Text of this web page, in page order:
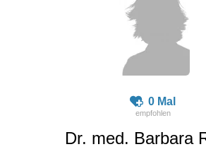
0 Mal
Dr. med. Barbara